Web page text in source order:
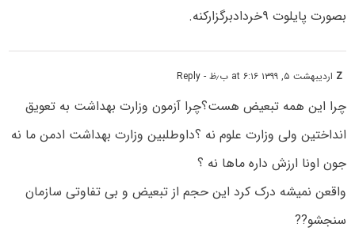
بصورت پایلوت ۹خردادبرگزارکنه.
Z اردیبهشت ۵, ۱۳۹۹ at ۶:۱۶ ب٫ظ - Reply
چرا این همه تبعیض هست؟چرا آزمون وزارت بهداشت به تعویق
انداختین ولی وزارت علوم نه ؟داوطلبین وزارت بهداشت ادمن ما نه
جون اونا ارزش داره ماها نه ؟
واقعن نمیشه درک کرد این حجم از تبعیض و بی تفاوتی سازمان
سنجشو??